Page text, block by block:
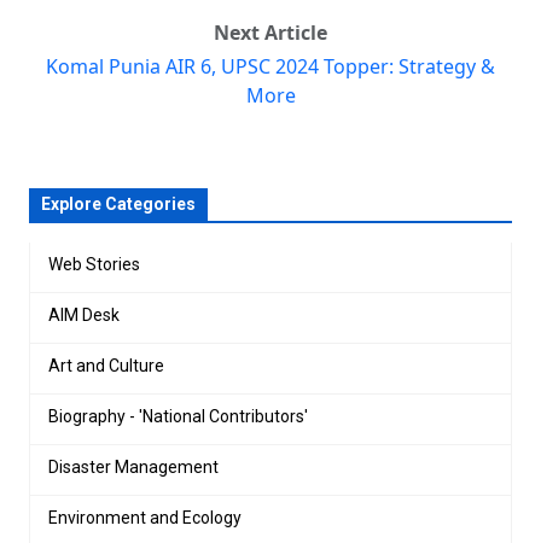
Next Article
Komal Punia AIR 6, UPSC 2024 Topper: Strategy &
More
Explore Categories
Web Stories
AIM Desk
Art and Culture
Biography - 'National Contributors'
Disaster Management
Environment and Ecology